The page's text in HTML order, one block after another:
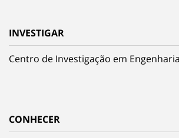
INVESTIGAR
Centro de Investigação em
CONHECER